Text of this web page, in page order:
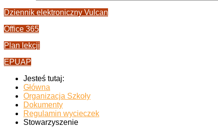
Dziennik elektroniczny Vulcan
Office 365
Plan lekcji
EPUAP
Jesteś tutaj:
Główna
Organizacja Szkoły
Dokumenty
Regulamin wycieczek
Stowarzyszenie